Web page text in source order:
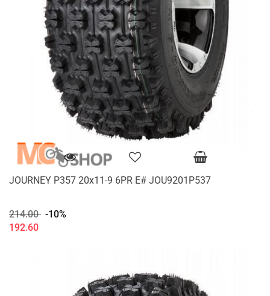
JOURNEY P357 20x11-9 6PR E# JOU9201P537
214.00 -10%
192.60